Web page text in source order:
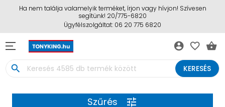
Ha nem találja valamelyik terméket, írjon vagy hívjon! Szívesen
segítünk! 20/775-6820
Ügyfélszolgáltat: 06 20 775 6820
account_circle favorite_border shopping_basket
search KERESÉS
Szűrés tune